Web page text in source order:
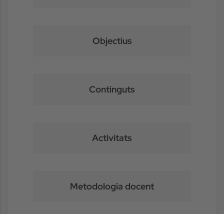
Objectius
Continguts
Activitats
Metodologia docent